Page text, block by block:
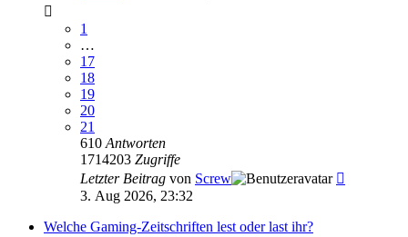
1
…
17
18
19
20
21
610 Antworten
1714203 Zugriffe
Letzter Beitrag von Screw
3. Aug 2026, 23:32
Welche Gaming-Zeitschriften lest oder last ihr?